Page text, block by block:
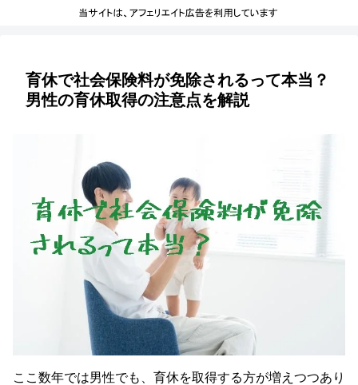
育休で社会保険料が免除されるって本当？
男性の育休取得の注意点を解説
ここ数年では男性でも、育休を取得する方が増えつつあり